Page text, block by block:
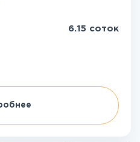
6.15 соток